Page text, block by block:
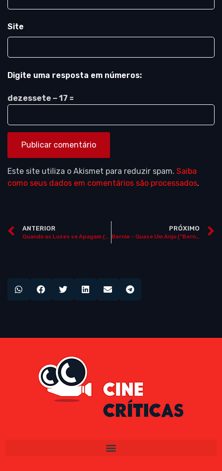
Site
Digite uma resposta em números:
dezessete − 17 =
Este site utiliza o Akismet para reduzir spam. Saiba
como seus dados em comentários são processados.
ANTERIOR
Quando as Luzes se Apagam (“When The Lights Went Out”)
PRÓXIMO
Bernie – Quase Um Anjo (“Bernie”)